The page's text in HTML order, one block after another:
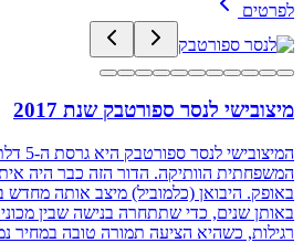
לפרטים
מיצובישי לנסר ספורטבק שנת 2017
באופק. היבואן (כלמוביל) מיצב אותה
באותן שנים, כדי שתתחרה בנישה שבין
רגילות, כשהיא הציעה תמורה טובה במחיר